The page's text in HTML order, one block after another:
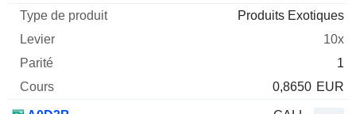
Produits Exotiques
10x
1
0,8650 EUR